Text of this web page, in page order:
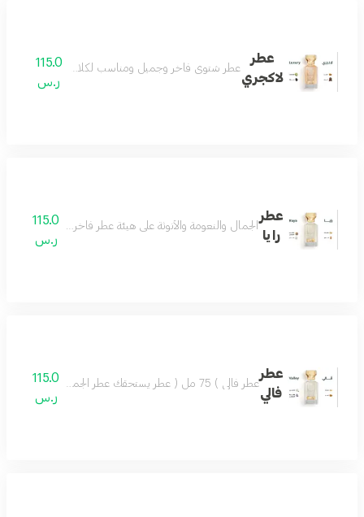
عطر
لاكجري
عطر شتوي فاخر وجميل ومناسب لكلا الجنسين عطر
115.0
ر.س
عطر
رايا
الجمال والنعومة والأنوثة على هيئة عطر فاخر مزيج من
115.0
ر.س
عطر
فالي
عطر فالي ) 75 مل ( عطر يستحقك عطر الجمال والروعة يسعد القلب تركيبة فاخرة مميزة تضفي ليومك مزيجاً من اللطف والجمال وروح السعادة.عطر فالي اختيار كل الناس
115.0
ر.س